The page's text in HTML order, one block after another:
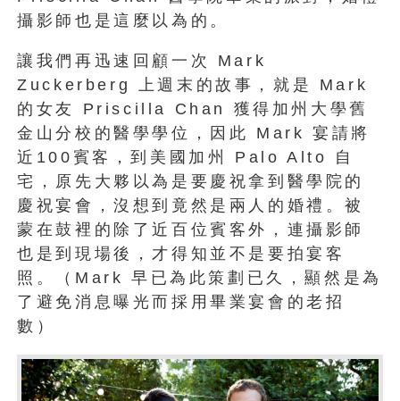
攝影師也是這麼以為的。
讓我們再迅速回顧一次 Mark
Zuckerberg 上週末的故事，就是 Mark
的女友 Priscilla Chan 獲得加州大學舊
金山分校的醫學學位，因此 Mark 宴請將
近100賓客，到美國加州 Palo Alto 自
宅，原先大夥以為是要慶祝拿到醫學院的
慶祝宴會，沒想到竟然是兩人的婚禮。被
蒙在鼓裡的除了近百位賓客外，連攝影師
也是到現場後，才得知並不是要拍宴客
照。（Mark 早已為此策劃已久，顯然是為
了避免消息曝光而採用畢業宴會的老招
數）